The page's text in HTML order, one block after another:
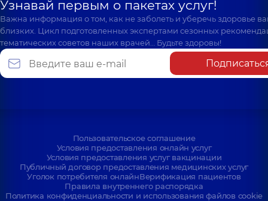
Узнавай первым о пакетах услуг!
Важна информация о том, как не заболеть и уберечь здоровье
близких. Цикл подготовленных экспертами сезонных
тематических советов наших врачей… Будьте здоровы!
Пользовательское соглашение
Условия предоставления онлайн услуг
Условия предоставления услуг вакцинации
Публичный договор предоставления медицинских услуг
Уголок потребителя онлайнВерификация пациентов
Правила внутреннего распорядка
Политика конфиденциальности и использования файлов cookie